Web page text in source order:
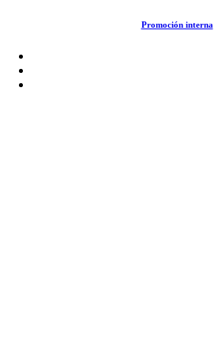
contenido
Promoción interna